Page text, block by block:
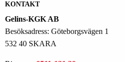
KONTAKT
Gelins-KGK AB
Besöksadress: Göteborgsvägen 1
532 40 SKARA